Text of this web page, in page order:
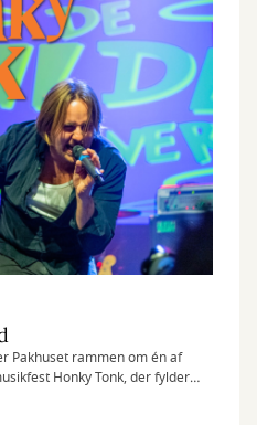
Pakhuset rammen om én af
Honky Tonk, der fylder
og feststemning. Køb armbånd